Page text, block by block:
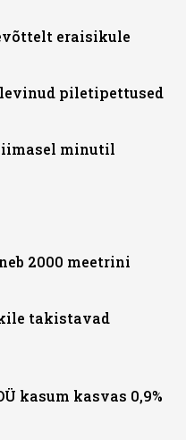
eraisikule
piletipettused
minutil
2000 meetrini
takistavad
kasum kasvas 0,9%